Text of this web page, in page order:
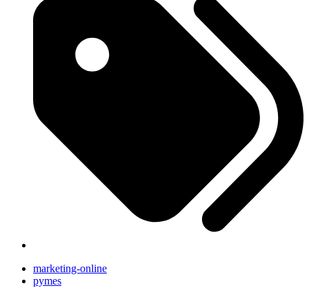
marketing-online
pymes